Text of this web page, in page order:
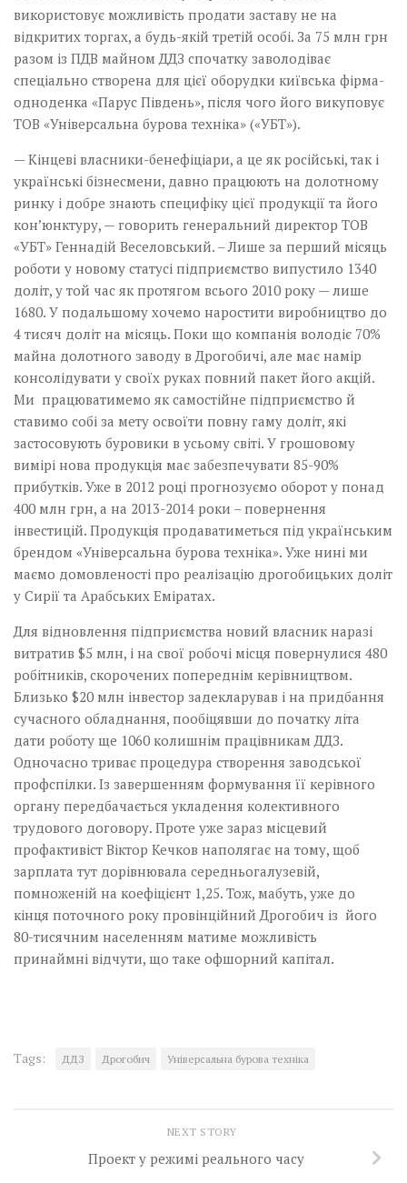
використовує можливість продати заставу не на
відкритих торгах, а будь-якій третій особі. За 75 млн грн
разом із ПДВ майном ДДЗ спочатку заволодіває
спеціально створена для цієї оборудки київська фірма-
одноденка «Парус Південь», після чого його викуповує
ТОВ «Універсальна бурова техніка» («УБТ»).
— Кінцеві власники-бене­фіціари, а це як російські, так і
українські бізнесмени, давно працюють на долотному
ринку і добре знають специфіку цієї продукції та його
кон’юнктуру, — говорить генеральний директор ТОВ
«УБТ» Геннадій Веселовський. – Лише за перший місяць
роботи у ­новому статусі підприємство випустило 1340
доліт, у той час як протягом всього 2010 року — лише
1680. У подальшому хочемо наростити виробництво до
4 тисяч доліт на місяць. Поки що компанія володіє 70%
майна долотного заводу в Дрогобичі, але має намір
консолідувати у своїх руках повний ­пакет його акцій.
Ми працюватимемо як самостійне підпри­ємство й
ставимо собі за мету освоїти повну гаму доліт,­ які
застосовують буровики в усьому світі. У грошовому
вимірі нова продукція має забезпечувати 85-90%
прибутків. Уже в 2012 році прогнозуємо оборот у понад
400 млн грн, а на 2013-2014 роки – повернення
інвестицій. Продукція продаватиметься під українським
брендом «Універсальна бурова техніка». Уже нині ми
маємо домовленості про реалізацію дрогобицьких доліт
у Сирії та Арабських Еміратах.
Для відновлення підприємства новий власник наразі
витратив $5 млн, і на свої робочі місця повернулися 480
робітників, скорочених попереднім керівництвом.
Близько $20 млн інвестор задекларував і на придбання
сучасного обладнання, пообіцявши до початку літа
дати роботу­ ще 1060 колишнім працівникам ДДЗ.
Одночасно триває процедура створення заводської
профспілки. Із завершенням формування її ­керівного
органу передбачається укладення колективного
трудового договору. Проте уже зараз місцевий
профактивіст Віктор Кечков наполягає на тому, щоб
зарплата тут дорівнювала середньогалузевій,
помноженій на коефіцієнт 1,25. Тож, мабуть, уже до
кінця поточного року провінційний Дрогобич із його
80-тисячним населенням матиме можливість
принаймні відчути, що таке офшорний капітал.
Tags: ДДЗ Дрогобич Універсальна бурова техніка
NEXT STORY
Проект у режимі реального часу